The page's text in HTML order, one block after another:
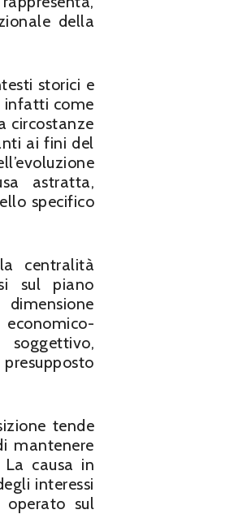
della
storici e
infatti come
circostanze
ai fini del
astratta,
specifico
centralità
sul piano
tende
mantenere
causa in
interessi
operato sul